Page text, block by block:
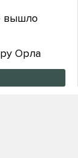
вышло
Орла